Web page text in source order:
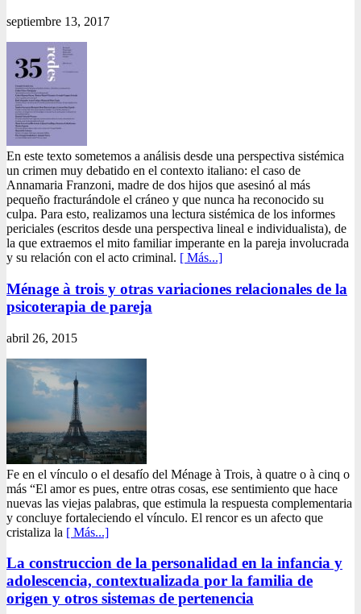
septiembre 13, 2017
En este texto sometemos a análisis desde una perspectiva sistémica
un crimen muy debatido en el contexto italiano: el caso de
Annamaria Franzoni, madre de dos hijos que asesinó al más
pequeño fracturándole el cráneo y que nunca ha reconocido su
culpa. Para esto, realizamos una lectura sistémica de los informes
periciales (escritos desde una perspectiva lineal e individualista), de
la que extraemos el mito familiar imperante en la pareja involucrada
y su relación con el acto criminal. [ Más...]
Ménage à trois y otras variaciones relacionales de la
psicoterapia de pareja
abril 26, 2015
Fe en el vínculo o el desafío del Ménage à Trois, à quatre o à cinq o
más “El amor es pues, entre otras cosas, ese sentimiento que hace
nuevas las viejas palabras, que estimula la respuesta complementaria
y concluye fortaleciendo el vínculo. El rencor es un afecto que
cristaliza la [ Más...]
La construccion de la personalidad en la infancia y
adolescencia, contextualizada por la familia de
origen y otros sistemas de pertenencia